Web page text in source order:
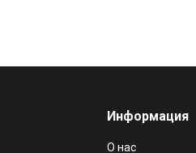
Информация
О нас